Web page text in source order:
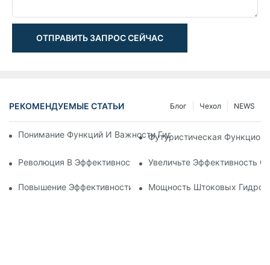
ОТПРАВИТЬ ЗАПРОС СЕЙЧАС
РЕКОМЕНДУЕМЫЕ СТАТЬИ NEWS
Чехол
Блог
Понимание Функций И Важности Гидравлических
Футуристическая
Революция В Эффективности: Электрический
Увеличьте Эффективность
Повышение Эффективности: Преимущества 4-
Мощность Штоковых